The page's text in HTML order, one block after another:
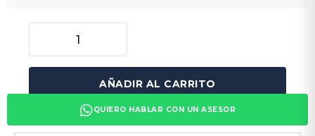
AÑADIR AL CARRITO
QUIERO HABLAR CON UN ASESOR